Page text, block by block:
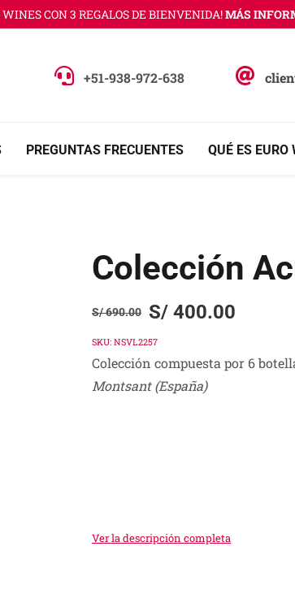
CON 3 REGALOS DE BIENVENIDA!MÁS
+51-938-972-638
PREGUNTAS FRECUENTES QUÉ ES EURO
Colección
S/690.00
Original
price
was:
S/ 690.00.
S/400.00
Current
price
is:
S/ 400.00.
SKU: NSVL2257
Colección compuesta por 6
Montsant (España)
Ver la descripción completa